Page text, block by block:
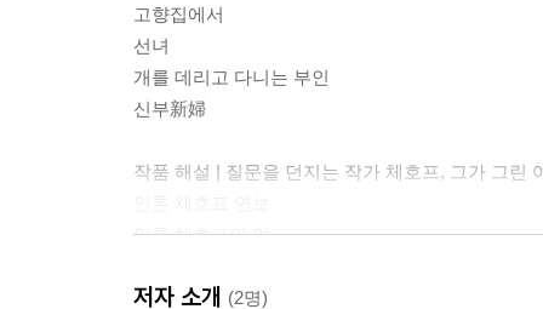
고향집에서
선녀
개를 데리고 다니는 부인
신부新婦
작품 해설 | 질문을 던지는 작가 체호프, 그가 그린
안톤 체호프의 말
저자 소개 (2명)